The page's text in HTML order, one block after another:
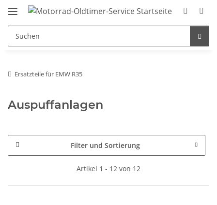
Ersatzteile für EMW R35
Auspuffanlagen
Filter und Sortierung
Artikel 1 - 12 von 12